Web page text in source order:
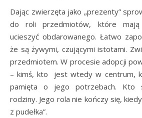
Dając zwierzęta jako „prezenty”
do roli przedmiotów, które mają
ucieszyć obdarowanego. Łatwo
że są żywymi, czującymi istotami.
przedmiotem. W procesie adopcji
– kimś, kto jest wtedy w centrum,
pamięta o jego potrzebach. Kto
rodziny. Jego rola nie kończy się,
z pudełka”.